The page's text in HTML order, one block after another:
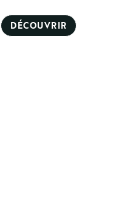
DÉCOUVRIR